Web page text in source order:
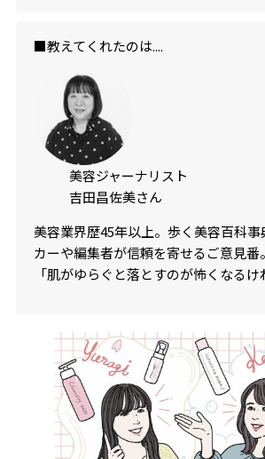
■教えてくれたのは....
美容ジャーナリスト
吉田昌佐美さん
美容業界歴45年以上。歩く美容百科事
カーや編集者が信頼を寄せるご意見番。
「肌がゆらぐと落とすのが怖くなる
因は一刻も早く除去するのが理想。